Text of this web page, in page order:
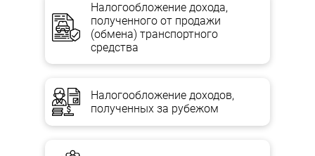
Налогообложение дохода,
полученного от продажи
(обмена) транспортного
средства
Налогообложение доходов,
полученных за рубежом